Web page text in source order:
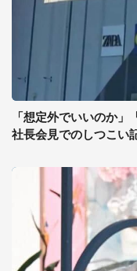
「想定外でいいのか
社長会見でのしつこい